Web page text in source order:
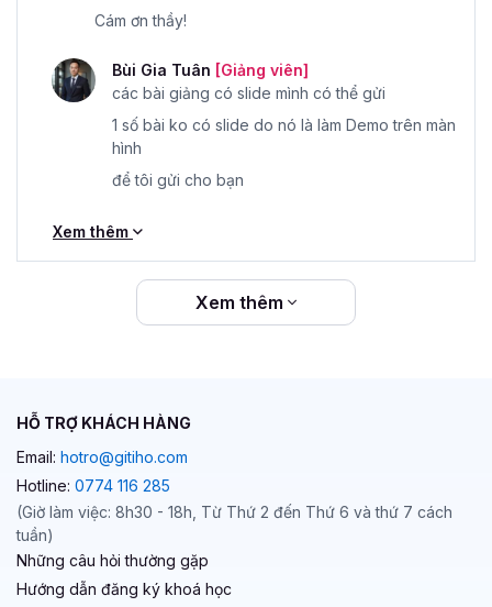
Cám ơn thầy!
Bùi Gia Tuân [Giảng viên]
các bài giảng có slide mình có thể gửi
1 số bài ko có slide do nó là làm Demo trên màn
hình
để tôi gửi cho bạn
Xem thêm
Xem thêm
HỖ TRỢ KHÁCH HÀNG
Email: hotro@gitiho.com
Hotline: 0774 116 285
(Giờ làm việc: 8h30 - 18h, Từ Thứ 2 đến Thứ 6 và thứ 7 cách
tuần)
Những câu hỏi thường gặp
Hướng dẫn đăng ký khoá học